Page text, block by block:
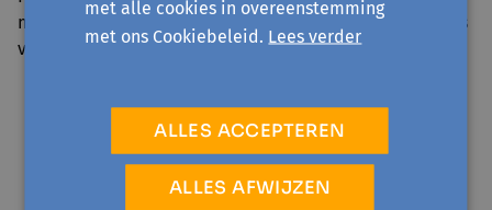
met de fiets of te voet te komen. Er worden fietsparkings
voorzien.
met alle cookies in overeenstemming
met ons Cookiebeleid. Lees verder
ALLES ACCEPTEREN
ALLES AFWIJZEN